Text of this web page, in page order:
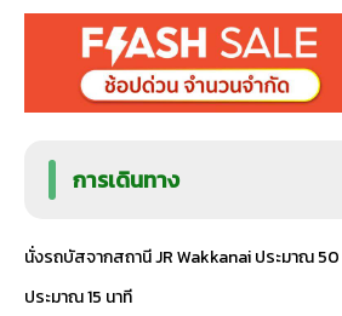
การเดินทาง
นั่งรถบัสจากสถานี JR Wakkanai ประมาณ
ประมาณ 15 นาที